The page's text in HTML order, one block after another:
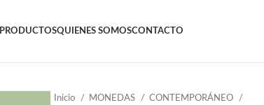
PRODUCTOSQUIENES SOMOSCONTACTO
Inicio MONEDAS
CONTEMPORÁNEO